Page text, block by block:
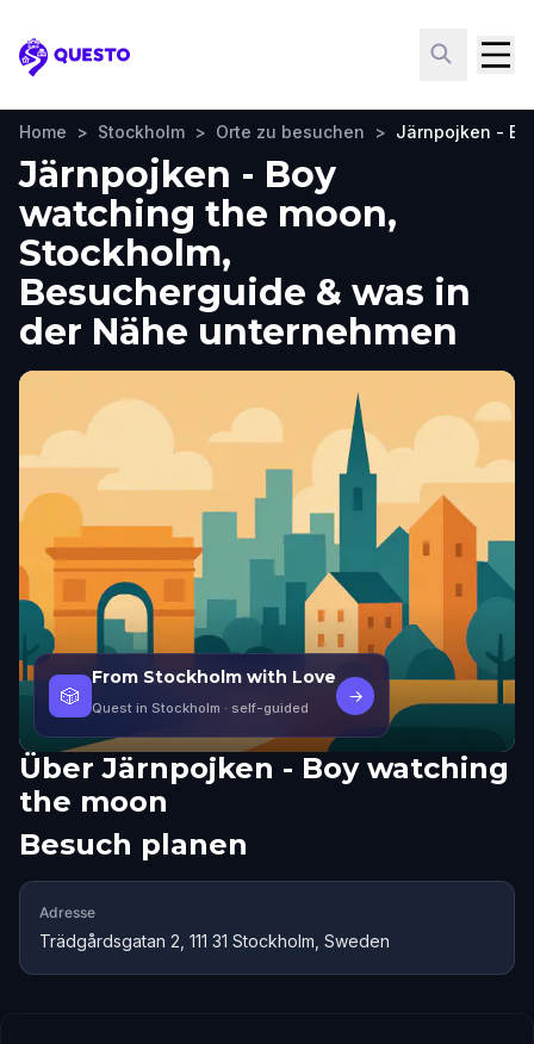
Questo
Home > Stockholm > Orte zu besuchen > Järnpojken -
Järnpojken - Boy
watching the moon,
Stockholm,
Besucherguide & was in
der Nähe unternehmen
🎲
From Stockholm with Love
Quest in Stockholm · self-guided
→
Über Järnpojken - Boy watching
the moon
Besuch planen
Adresse
Trädgårdsgatan 2, 111 31 Stockholm, Sweden